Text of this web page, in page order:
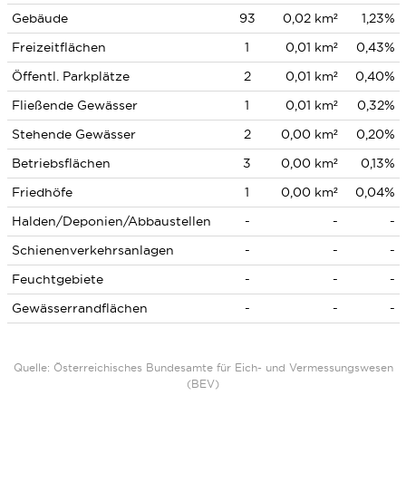
Gebäude 93 0,02 km²
1,23%
Freizeitflächen
1 0,01 km²
0,43%
Öffentl. Parkplätze
2 0,01 km²
0,40%
Fließende Gewässer
1 0,01 km²
0,32%
Stehende Gewässer
2 0,00 km²
0,20%
Betriebsflächen
3 0,00 km²
0,13%
Friedhöfe
1 0,00 km²
0,04%
Halden/Deponien/Abbaustellen
- -
-
Schienenverkehrsanlagen
- -
-
Feuchtgebiete
- -
-
Gewässerrandflächen
- - -
Quelle: Österreichisches Bundesamte für Eich- und Vermessungswesen
(BEV)